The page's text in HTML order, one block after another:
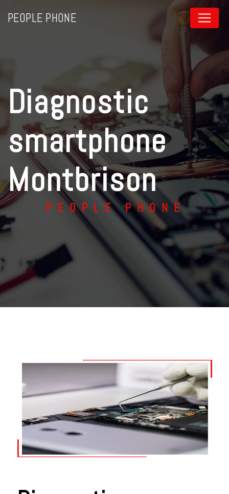
PEOPLE PHONE
diagnostic
smartphone
Montbrison
PEOPLE PHONE